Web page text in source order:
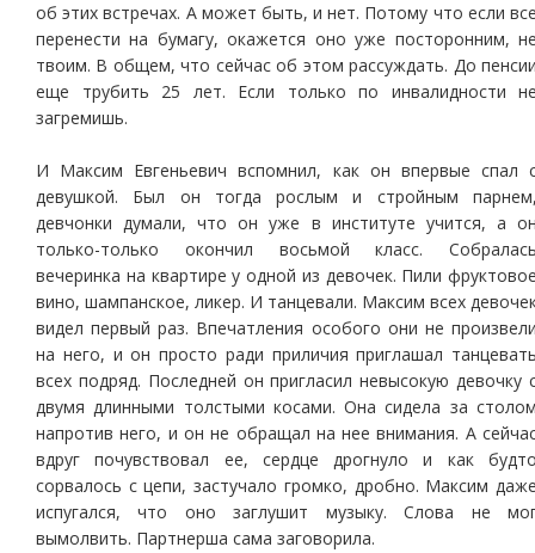
об этих встречах. А может быть, и нет. Потому что если
перенести на бумагу, окажется оно уже посторонним,
твоим. В общем, что сейчас об этом рассуждать. До
еще трубить 25 лет. Если только по инвалидности
загремишь.
И Максим Евгеньевич вспомнил, как он впервые спал
девушкой. Был он тогда рослым и стройным
девчонки думали, что он уже в институте учится, а
только-только окончил восьмой класс.
вечеринка на квартире у одной из девочек. Пили
вино, шампанское, ликер. И танцевали. Максим всех
видел первый раз. Впечатления особого они не
на него, и он просто ради приличия приглашал
всех подряд. Последней он пригласил невысокую девочку
двумя длинными толстыми косами. Она сидела за
напротив него, и он не обращал на нее внимания. А
вдруг почувствовал ее, сердце дрогнуло и как
сорвалось с цепи, застучало громко, дробно. Максим
испугался, что оно заглушит музыку. Слова не
вымолвить. Партнерша сама заговорила.